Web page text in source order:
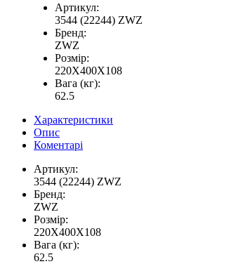
Артикул:
3544 (22244) ZWZ
Бренд:
ZWZ
Розмір:
220X400X108
Вага (кг):
62.5
Характеристики
Опис
Коментарі
Артикул:
3544 (22244) ZWZ
Бренд:
ZWZ
Розмір:
220X400X108
Вага (кг):
62.5